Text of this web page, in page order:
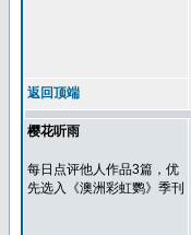
返回顶端
樱花听雨
每日点评他人作品3篇，优
先选入《澳洲彩虹鹦》季刊